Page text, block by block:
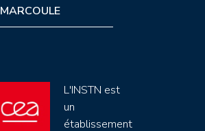
MARCOULE
L'INSTN est
un
établissement